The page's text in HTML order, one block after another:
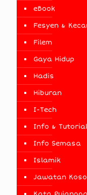
eBook
Fesyen &
Filem
Gaya Hidup
Hadis
Hiburan
I-Tech
Info & Tutorial
Info Semasa
Islamik
Jawatan